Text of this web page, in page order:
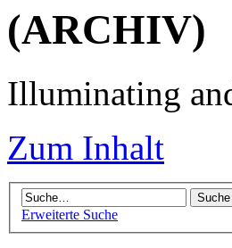
(ARCHIV)
Illuminating
Zum Inhalt
Erweiterte Suche